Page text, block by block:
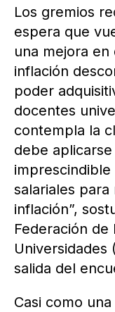
Los gremios
espera que
una mejora en
inflación
poder
docentes
contempla la
debe
salariales
inflación”,
Federación de
Universidades
salida del
Casi como